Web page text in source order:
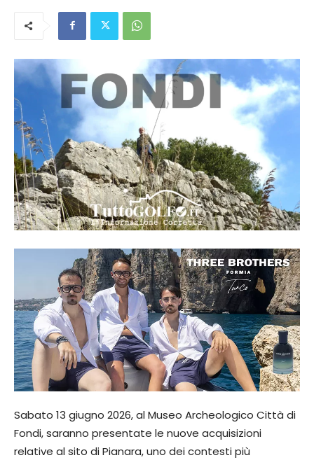
Sabato 13 giugno 2026, al Museo Archeologico Città di
Fondi, saranno presentate le nuove acquisizioni
relative al sito di Pianara, uno dei contesti più